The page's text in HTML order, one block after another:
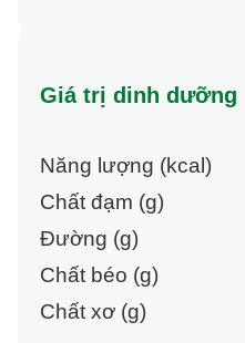
Giá trị dinh dưỡng
Năng lượng (kcal)
Chất đạm (g)
Đường (g)
Chất béo (g)
Chất xơ (g)